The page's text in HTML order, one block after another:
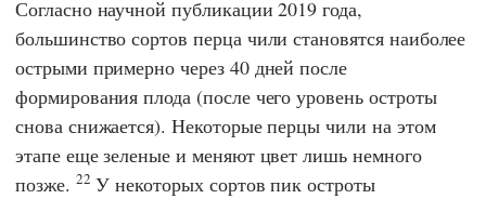
Согласно научной публикации 2019 года,
большинство сортов перца чили становятся наиболее
острыми примерно через 40 дней после
формирования плода (после чего уровень остроты
снова снижается). Некоторые перцы чили на этом
этапе еще зеленые и меняют цвет лишь немного
позже. 22 У некоторых сортов пик остроты